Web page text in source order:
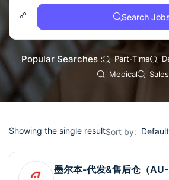
Search
Popular Searches : Part-Time
Medical
Sales
Showing the single resultSort by: Default
墨尔本-代发&售后仓（AU-